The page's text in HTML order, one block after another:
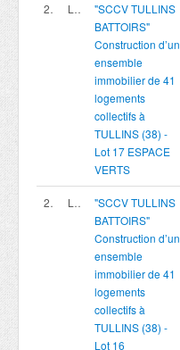
200420018 Lot 17
"SCCV TULLINS
BATTOIRS"
Construction d’un
ensemble
immobilier de 41
logements
collectifs à
TULLINS (38) -
Lot 17 ESPACE
VERTS
200420017 Lot 16
"SCCV TULLINS
BATTOIRS"
Construction d’un
ensemble
immobilier de 41
logements
collectifs à
TULLINS (38) -
Lot 16